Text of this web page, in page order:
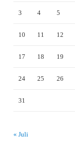
3 4 5
10 11 12
17 18 19
24 25 26
31
« Juli